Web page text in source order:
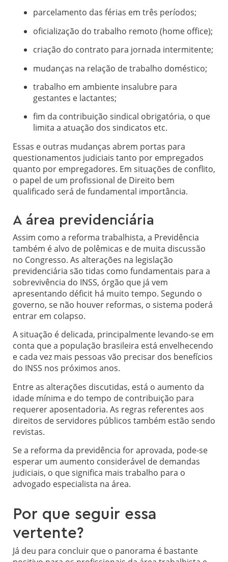
parcelamento das férias em três períodos;
oficialização do trabalho remoto (home office);
criação do contrato para jornada intermitente;
mudanças na relação de trabalho doméstico;
trabalho em ambiente insalubre para
gestantes e lactantes;
fim da contribuição sindical obrigatória, o que
limita a atuação dos sindicatos etc.
Essas e outras mudanças abrem portas para
questionamentos judiciais tanto por empregados
quanto por empregadores. Em situações de conflito,
o papel de um profissional de Direito bem
qualificado será de fundamental importância.
A área previdenciária
Assim como a reforma trabalhista, a Previdência
também é alvo de polêmicas e de muita discussão
no Congresso. As alterações na legislação
previdenciária são tidas como fundamentais para a
sobrevivência do INSS, órgão que já vem
apresentando déficit há muito tempo. Segundo o
governo, se não houver reformas, o sistema poderá
entrar em colapso.
A situação é delicada, principalmente levando-se em
conta que a população brasileira está envelhecendo
e cada vez mais pessoas vão precisar dos benefícios
do INSS nos próximos anos.
Entre as alterações discutidas, está o aumento da
idade mínima e do tempo de contribuição para
requerer aposentadoria. As regras referentes aos
direitos de servidores públicos também estão sendo
revistas.
Se a reforma da previdência for aprovada, pode-se
esperar um aumento considerável de demandas
judiciais, o que significa mais trabalho para o
advogado especialista na área.
Por que seguir essa
vertente?
Já deu para concluir que o panorama é bastante